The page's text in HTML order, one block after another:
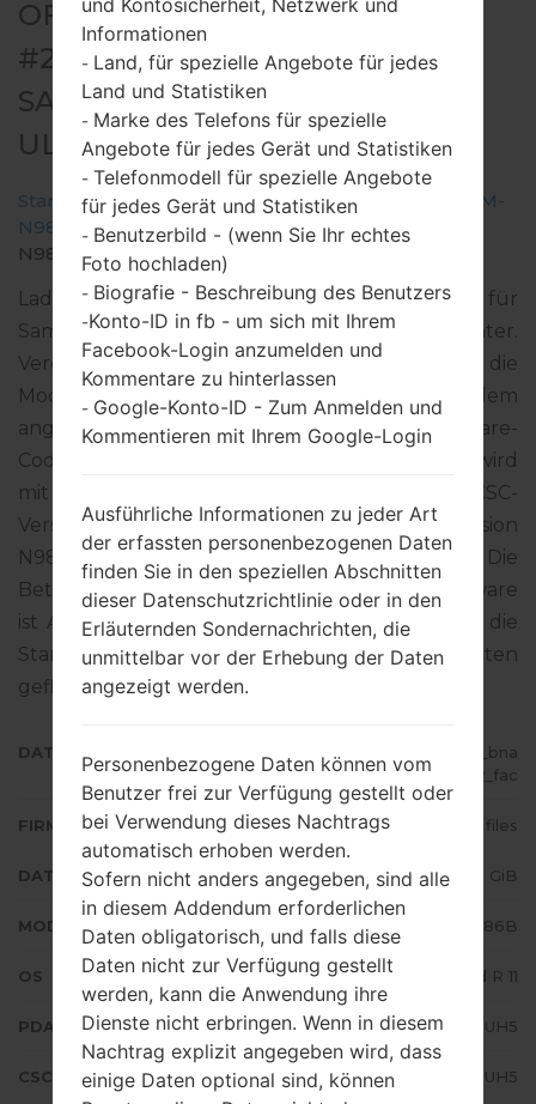
OFFIZIELLER FIRMWARE
#263714 FÜR SM-N986B -
SAMSUNGGALAXY NOTE 20
ULTRA 5G
Startseite →Galaxy Note 20 Ultra 5G
SamsungSM-
N986B
→SM-
N986B_1_20210819092756_bnatylf6qv_fac.zip
Laden Sie das neueste Firmware-Update für
Samsung Galaxy Note 20 Ultra 5G herunter.
Vergessen Sie jedoch nicht zu überprüfen, ob die
Modellnummer Ihres Smartphones dem
angegebenen SM-N986B entspricht. Der Firmware-
Code SKZ ist für KAZAKHSTAN. Das Produkt wird
mit der PDA-Version N986BXXS3DUH5 und CSC-
Version N986BOXM3DUH5, MODEM-Version
N986BXXU3DUH2 geliefert. Die
Betriebssystemversion der angegebenen Firmware
ist Android R 11. Detalierte Anleitung, wie man die
Standart - Firmware auf Samsung-Geräten
geflascht wird,gibt es hier
DATEINAME
SM-N986B_1_20210819092756_bna
tylf6qv_fac
FIRMWARE TYP 4 files
DATEIGRÖSSE 7.32 GiB
MODELL Samsung SM-N986B
OS Android R 11
PDA/AP AUSFÜHRUNG N986BXXS3DUH5
CSC AUSFÜHRUNG N986BOXM3DUH5
und Kontosicherheit, Netzwerk und
Informationen
- Land, für spezielle Angebote für jedes
Land und Statistiken
- Marke des Telefons für spezielle
Angebote für jedes Gerät und Statistiken
- Telefonmodell für spezielle Angebote
für jedes Gerät und Statistiken
- Benutzerbild - (wenn Sie Ihr echtes
Foto hochladen)
- Biografie - Beschreibung des Benutzers
-Konto-ID in fb - um sich mit Ihrem
Facebook-Login anzumelden und
Kommentare zu hinterlassen
- Google-Konto-ID - Zum Anmelden und
Kommentieren mit Ihrem Google-Login
Ausführliche Informationen zu jeder Art
der erfassten personenbezogenen Daten
finden Sie in den speziellen Abschnitten
dieser Datenschutzrichtlinie oder in den
Erläuternden Sondernachrichten, die
unmittelbar vor der Erhebung der Daten
angezeigt werden.
Personenbezogene Daten können vom
Benutzer frei zur Verfügung gestellt oder
bei Verwendung dieses Nachtrags
automatisch erhoben werden.
Sofern nicht anders angegeben, sind alle
in diesem Addendum erforderlichen
Daten obligatorisch, und falls diese
Daten nicht zur Verfügung gestellt
werden, kann die Anwendung ihre
Dienste nicht erbringen. Wenn in diesem
Nachtrag explizit angegeben wird, dass
einige Daten optional sind, können